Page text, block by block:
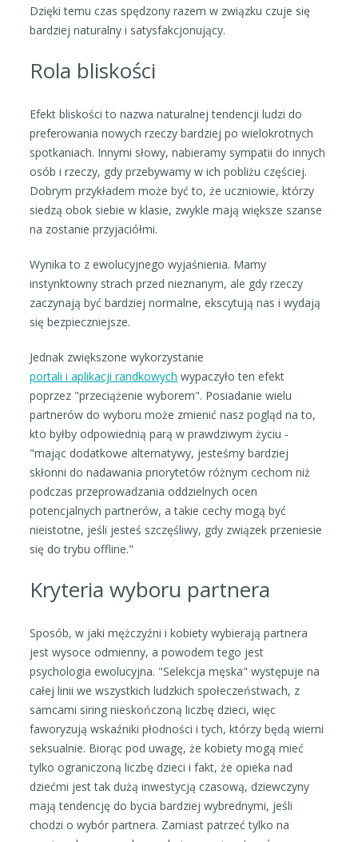
Dzięki temu czas spędzony razem w związku czuje się
bardziej naturalny i satysfakcjonujący.
Rola bliskości
Efekt bliskości to nazwa naturalnej tendencji ludzi do
preferowania nowych rzeczy bardziej po wielokrotnych
spotkaniach. Innymi słowy, nabieramy sympatii do innych
osób i rzeczy, gdy przebywamy w ich pobliżu częściej.
Dobrym przykładem może być to, że uczniowie, którzy
siedzą obok siebie w klasie, zwykle mają większe szanse
na zostanie przyjaciółmi.
Wynika to z ewolucyjnego wyjaśnienia. Mamy
instynktowny strach przed nieznanym, ale gdy rzeczy
zaczynają być bardziej normalne, ekscytują nas i wydają
się bezpieczniejsze.
Jednak zwiększone wykorzystanie
portali i aplikacji randkowych wypaczyło ten efekt
poprzez "przeciążenie wyborem". Posiadanie wielu
partnerów do wyboru może zmienić nasz pogląd na to,
kto byłby odpowiednią parą w prawdziwym życiu -
"mając dodatkowe alternatywy, jesteśmy bardziej
skłonni do nadawania priorytetów różnym cechom niż
podczas przeprowadzania oddzielnych ocen
potencjalnych partnerów, a takie cechy mogą być
nieistotne, jeśli jesteś szczęśliwy, gdy związek przeniesie
się do trybu offline."
Kryteria wyboru partnera
Sposób, w jaki mężczyźni i kobiety wybierają partnera
jest wysoce odmienny, a powodem tego jest
psychologia ewolucyjna. "Selekcja męska" występuje na
całej linii we wszystkich ludzkich społeczeństwach, z
samcami siring nieskończoną liczbę dzieci, więc
faworyzują wskaźniki płodności i tych, którzy będą wierni
seksualnie. Biorąc pod uwagę, że kobiety mogą mieć
tylko ograniczoną liczbę dzieci i fakt, że opieka nad
dziećmi jest tak dużą inwestycją czasową, dziewczyny
mają tendencję do bycia bardziej wybrednymi, jeśli
chodzi o wybór partnera. Zamiast patrzeć tylko na